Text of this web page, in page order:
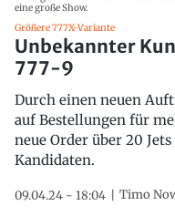
eine große Show.
Größere 777X-Variante
Unbekannter
777-9
Durch einen neuen
auf Bestellungen für
neue Order über 20
Kandidaten.
09.04.24 - 18:04 Timo